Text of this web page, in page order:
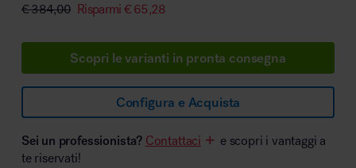
€384,00 Risparmi €65,28
Scopri le varianti in pronta consegna
Configura e Acquista
Sei un professionista? Contattaci
e scopri i vantaggi a
te riservati!